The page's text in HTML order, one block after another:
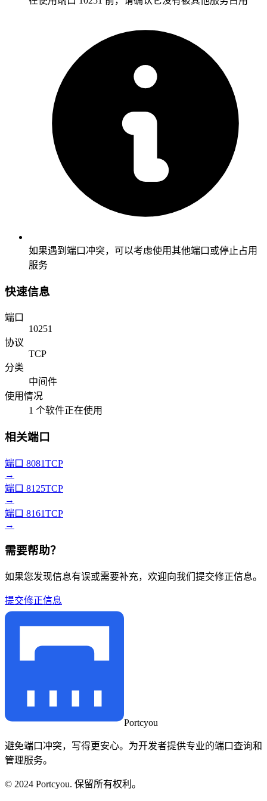
如果遇到端口冲突，可以考虑使用其他端口或停止占用
服务
快速信息
端口
10251
协议
TCP
分类
中间件
使用情况
1 个软件正在使用
相关端口
端口 8081TCP
→
端口 8125TCP
→
端口 8161TCP
→
需要帮助？
如果您发现信息有误或需要补充，欢迎向我们提交修正信息。
提交修正信息
Portcyou
避免端口冲突，写得更安心。为开发者提供专业的端口查询和
管理服务。
© 2024 Portcyou. 保留所有权利。